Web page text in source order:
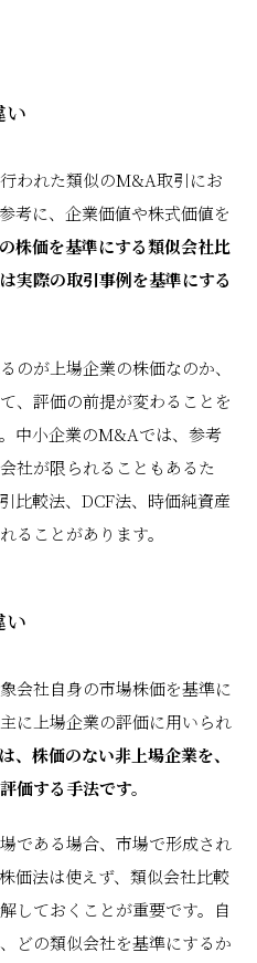
い
われた類似のM&A取引にお
考に、企業価値や株式価値を
株価を基準にする類似会社比
実際の取引事例を基準にする
のが上場企業の株価なのか、
、評価の前提が変わることを
中小企業のM&Aでは、参考
社が限られることもあるた
比較法、DCF法、時価純資産
ることがあります。
い
会社自身の市場株価を基準に
に上場企業の評価に用いられ
、株価のない非上場企業を、
価する手法です。
である場合、市場で形成され
価法は使えず、類似会社比較
しておくことが重要です。自
どの類似会社を基準にするか